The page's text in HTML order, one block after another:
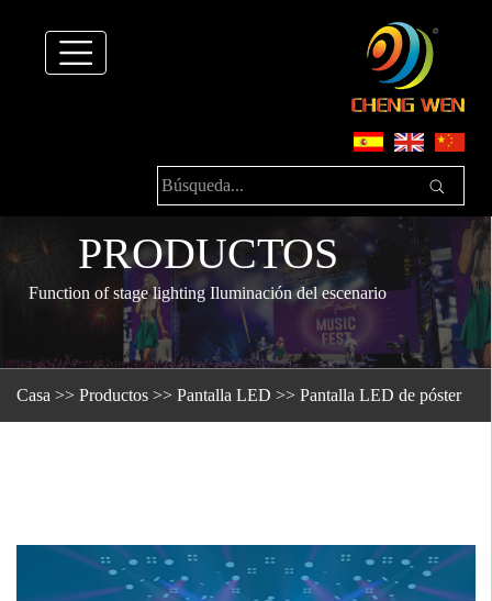
PRODUCTOS
Function of stage lighting Iluminación del escenario
Casa >> Productos >> Pantalla LED >> Pantalla LED de póster